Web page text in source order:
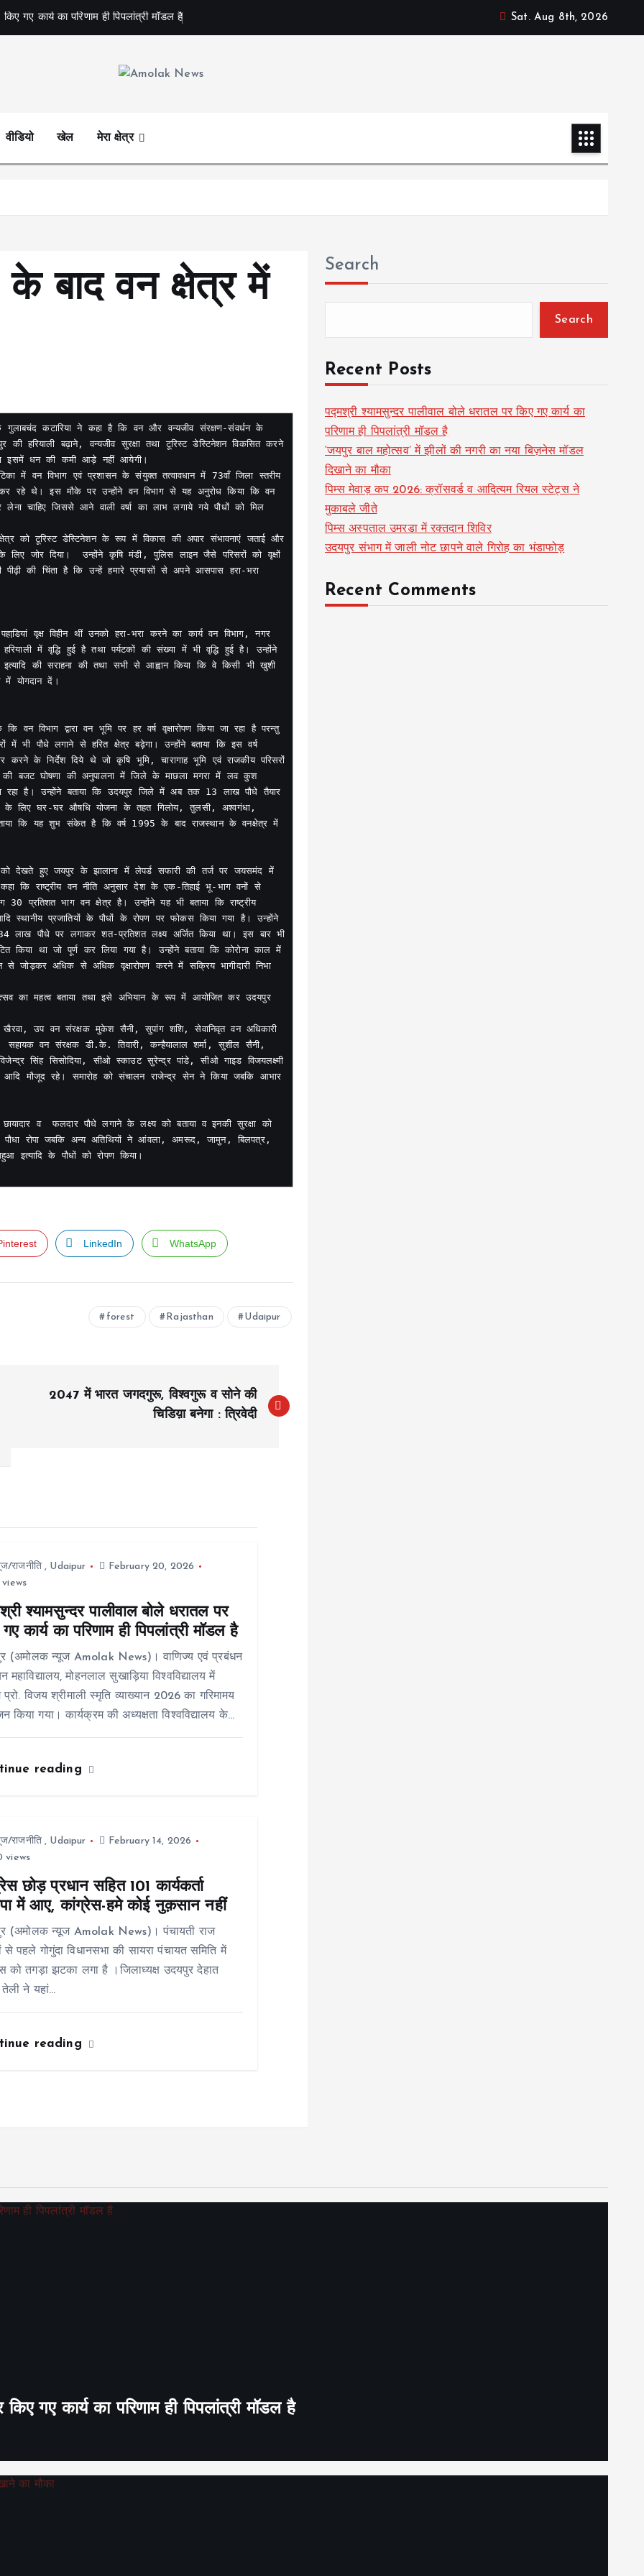
गए कार्य का परिणाम ही पिपलांत्री मॉडल है Sat. Aug 8th, 2026
वीडियो खेल मेरा क्षेत्र
बाद वन क्षेत्र में
गुलाबचंद कटारिया ने कहा है कि वन और वन्यजीव संरक्षण-संवर्धन के
हरियाली बढ़ाने, वन्यजीव सुरक्षा तथा टूरिस्ट डेस्टिनेशन विकसित करने
इसमें धन की कमी आड़े नहीं आयेगी।
में वन विभाग एवं प्रशासन के संयुक्त तत्वावधान में 73वाँ जिला स्तरीय
रहे थे। इस मौके पर उन्होंने वन विभाग से यह अनुरोध किया कि वन
चाहिए जिससे आने वाली वर्षा का लाभ लगाये गये पौधों को मिल
को टूरिस्ट डेस्टिनेशन के रूप में विकास की अपार संभावनाएं जताई और
लिए जोर दिया।  उन्होंने कृषि मंडी, पुलिस लाइन जैसे परिसरों को वृक्षों
की चिंता है कि उन्हें हमारे प्रयासों से अपने आसपास हरा-भरा
वृक्ष विहीन थीं उनको हरा-भरा करने का कार्य वन विभाग, नगर
में वृद्धि हुई है तथा पर्यटकों की संख्या में भी वृद्धि हुई है। उन्होंने
इत्यादि की सराहना की तथा सभी से आह्वान किया कि वे किसी भी खुशी
में योगदान दें।
द्वारा वन भूमि पर हर वर्ष वृक्षारोपण किया जा रहा है परन्तु
में भी पौधे लगाने से हरित क्षेत्र बढ़ेगा। उन्होंने बताया कि इस वर्ष
के निर्देश दिये थे जो कृषि भूमि, चारागाह भूमि एवं राजकीय परिसरों
की बजट घोषणा की अनुपालना में जिले के माछला मगरा में लव कुश
रहा है। उन्होंने बताया कि उदयपुर जिले में अब तक 13 लाख पौधे तैयार
लिए घर-घर औषधि योजना के तहत गिलोय, तुलसी, अश्वगंधा,
कि यह शुभ संकेत है कि वर्ष 1995 के बाद राजस्थान के वनक्षेत्र में
को देखते हुए जयपुर के झालाना में लेपर्ड सफारी की तर्ज पर जयसमंद में
कि राष्ट्रीय वन नीति अनुसार देश के एक-तिहाई भू-भाग वनों से
प्रतिशत भाग वन क्षेत्र है। उन्होंने यह भी बताया कि राष्ट्रीय
स्थानीय प्रजातियों के पौधों के रोपण पर फोकस किया गया है। उन्होंने
34 लाख पौधे पर लगाकर शत-प्रतिशत लक्ष्य अर्जित किया था। इस बार भी
किया था जो पूर्ण कर लिया गया है। उन्होंने बताया कि कोरोना काल में
अधिक से अधिक वृक्षारोपण करने में सक्रिय भागीदारी निभा
का महत्व बताया तथा इसे अभियान के रूप में आयोजित कर उदयपुर
उप वन संरक्षक मुकेश सैनी, सुपांग शशि, सेवानिवृत वन अधिकारी
वन संरक्षक डी.के. तिवारी, कन्हैयालाल शर्मा, सुशील सैनी,
सिंह सिसोदिया, सीओ स्काउट सुरेन्द्र पांडे, सीओ गाइड विजयलक्ष्मी
मौजूद रहे। समारोह को संचालन राजेन्द्र सेन ने किया जबकि आभार
व  फलदार पौधे लगाने के लक्ष्य को बताया व इनकी सुरक्षा को
पौधा रोपा जबकि अन्य अतिथियों ने आंवला, अमरूद, जामुन, बिलपत्र,
इत्यादि के पौधों को रोपण किया।
LinkedIn WhatsApp
forest Rajasthan Udaipur
2047 में भारत जगदगुरू, विश्वगुरू व सोने की
चिडिय़ा बनेगा : त्रिवेदी
राजनीति, Udaipur
February 20, 2026
views
श्यामसुन्दर पालीवाल बोले धरातल पर
कार्य का परिणाम ही पिपलांत्री मॉडल है
(अमोलक न्यूज Amolak News)। वाणिज्य एवं प्रबंधन
महाविद्यालय, मोहनलाल सुखाड़िया विश्वविद्यालय में
विजय श्रीमाली स्मृति व्याख्यान 2026 का गरिमामय
किया गया। कार्यक्रम की अध्यक्षता विश्वविद्यालय के…
reading
राजनीति, Udaipur
February 14, 2026
views
छोड़ प्रधान सहित 101 कार्यकर्ता
में आए, कांग्रेस-हमे कोई नुक़सान नहीं
(अमोलक न्यूज Amolak News)। पंचायती राज
से पहले गोगुंदा विधानसभा की सायरा पंचायत समिति में
को तगड़ा झटका लगा है ।जिलाध्यक्ष उदयपुर देहात
तेली ने यहां…
reading
Search
Search
Recent Posts
पद्मश्री श्यामसुन्दर पालीवाल बोले धरातल पर किए गए कार्य का
परिणाम ही पिपलांत्री मॉडल है
‘जयपुर बाल महोत्सव’ में झीलों की नगरी का नया बिज़नेस मॉडल
दिखाने का मौका
पिम्स मेवाड़ कप 2026: क्रॉसवर्ड व आदित्यम रियल स्टेट्स ने
मुकाबले जीते
पिम्स अस्पताल उमरडा में रक्तदान शिविर
उदयपुर संभाग में जाली नोट छापने वाले गिरोह का भंडाफोड़
Recent Comments
गए कार्य का परिणाम ही पिपलांत्री मॉडल है